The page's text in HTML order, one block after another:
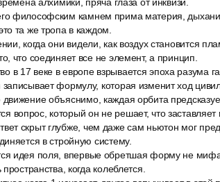
философским камнем прима материя,
та же тропа в каждом.
когда они видели, как воздух становится
что соединяет все не элемент, а принцип.
17 веке в европе взрывается эпоха разума
формулу, которая изменит ход
объяснимо, каждая орбита
вопрос, который он не решает, что заставляет
скрыт глубже, чем даже сам ньютон мог
в стройную систему.
идея поля, впервые обретшая форму не
когда колеблется.